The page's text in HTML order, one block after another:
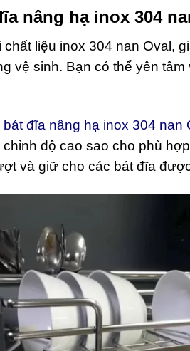
nâng hạ inox 304
liệu inox 304 nan Oval,
vệ sinh. Bạn có thể yên
bát đĩa nâng hạ inox 304 nan
độ cao sao cho phù
và giữ cho các bát đĩa